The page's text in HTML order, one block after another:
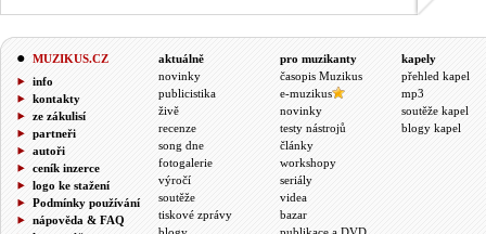
MUZIKUS.CZ
info
kontakty
ze zákulisí
partneři
autoři
ceník inzerce
logo ke stažení
Podmínky používání
nápověda & FAQ
aktuálně
novinky
publicistika
živě
recenze
song dne
fotogalerie
výročí
soutěže
tiskové zprávy
pro muzikanty
časopis Muzikus
e-muzikus
novinky
testy nástrojů
články
workshopy
seriály
videa
bazar
kapely
přehled kapel
mp3
soutěže kapel
blogy kapel